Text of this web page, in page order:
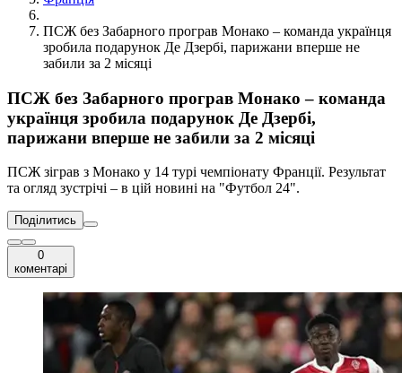
ПСЖ без Забарного програв Монако – команда українця
зробила подарунок Де Дзербі, парижани вперше не
забили за 2 місяці
ПСЖ без Забарного програв Монако – команда
українця зробила подарунок Де Дзербі,
парижани вперше не забили за 2 місяці
ПСЖ зіграв з Монако у 14 турі чемпіонату Франції. Результат
та огляд зустрічі – в цій новині на "Футбол 24".
Поділитись
0
коментарі